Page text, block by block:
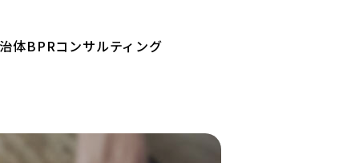
体BPRコンサルティング